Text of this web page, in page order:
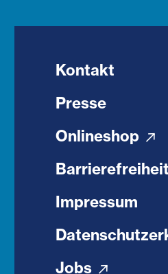
Kontakt
Presse
Onlineshop
Barrierefreiheit
Impressum
Jobs